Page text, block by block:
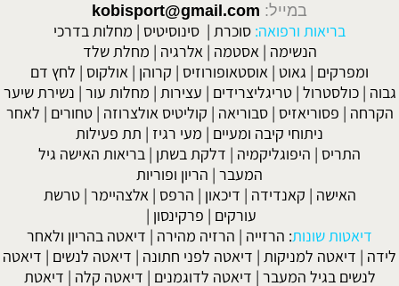
במייל: kobisport@gmail.com
בריאות ורפואה: סוכרת | סינוסיטיס | מחלות בדרכי
הנשימה | אסטמה | אלרגיה | מחלת שלד
ומפרקים | גאוט | אוסטאופורוזיס | קרוהן | אולקוס | לחץ דם
גבוה |כולסטרול |טריגליצרידים | עצירות | מחלות עור | נשירת שיער
הקרחה | פסוריאזיס |סבוריאה | קוליטיס אולצרוזה |טחורים | לאחר
ניתוחי קיבה ומעיים | מעי רגיז | תת פעילות
התריס | היפוגליקמיה | דלקת בשתן | בריאות האישה גיל
המעבר | הריון ופוריות
האישה | קאנדידה | דיכאון | הרפס | אלצהיימר |טרשת
עורקים | פרקינסון |
דיאטות שונות: הרזייה | הרזיה מהירה | דיאטה בהריון ולאחר
לידה | דיאטה למניקות | דיאטה לפני חתונה | דיאטה לנשים | דיאטה
לנשים בגיל המעבר | דיאטה לדוגמנים | דיאטה קלה | דיאטת